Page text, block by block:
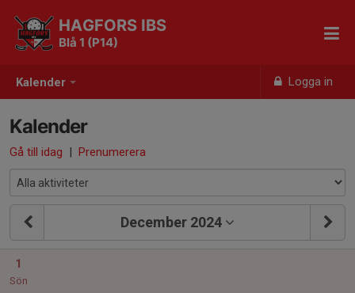
Kalender Logga in
HAGFORS IBS
Blå 1 (P14)
Kalender
Gå till idag | Prenumerera
December 2024
1
Sön